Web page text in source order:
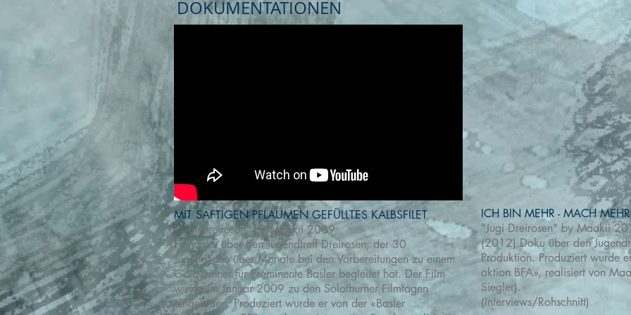
DOKUMENTATIONEN
MIT SAFTIGEN PFLAUMEN GEFÜLLTES KALBSFILET
"Jugi Dreirosen" by Maakii 2009
Filmdoku über den Jugendtreff Dreirosen, der 30
Jugendliche über Monate bei den Vorbereitungen zu einem
Gala-Dinner für Prominente Basler begleitet hat. Der Film
wurde im Januar 2009 zu den Solothurner Filmtagen
eingeladen. Produziert wurde er von der «Basler
ICH BIN MEHR - MACH
"Jugi Dreirosen" by Maakii
(2012) Doku über den
Produktion. Produziert wurde
aktion BFA», realisiert von
Siegler).
(Interviews/Rohschnitt)